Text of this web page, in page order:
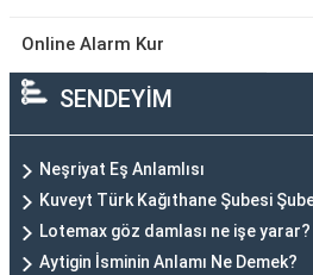
Online Alarm Kur
SENDEYİM
Neşriyat Eş Anlamlısı
Kuveyt Türk Kağıthane Şubesi
Lotemax göz damlası ne işe yarar?
Aytigin İsminin Anlamı Ne Demek?